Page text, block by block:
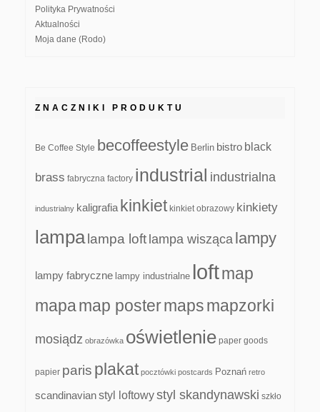
Polityka Prywatności
Aktualności
Moja dane (Rodo)
ZNACZNIKI PRODUKTU
Be Coffee Style becoffeestyle Berlin bistro black
brass fabryczna factory industrial industrialna
industrialny kaligrafia kinkiet kinkiet obrazowy kinkiety
lampa lampa loft lampa wisząca lampy
lampy fabryczne lampy industrialne loftmap
mapamap postermapsmapzorki
mosiądz obrazówka oświetlenie paper goods
papier paris plakat pocztówki postcards Poznań retro
scandinavianstyl loftowystyl skandynawski szkło